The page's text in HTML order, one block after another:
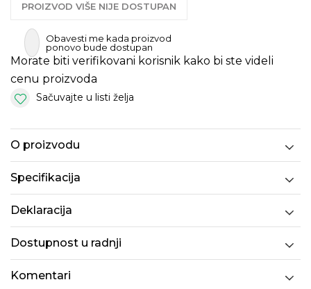
PROIZVOD VIŠE NIJE DOSTUPAN
Obavesti me kada proizvod
ponovo bude dostupan
Morate biti verifikovani korisnik kako bi ste videli
cenu proizvoda
Sačuvajte u listi želja
O proizvodu
Specifikacija
Deklaracija
Dostupnost u radnji
Komentari